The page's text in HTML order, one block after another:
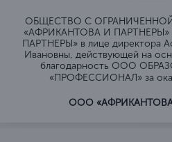
ОБЩЕСТВО C
«АФРИКАНТОВА И
ПАРТНЕРЫ» в лице директора
Ивановны, действующей на
благодарность ООО
«ПРОФЕССИОНАЛ» за
ООО